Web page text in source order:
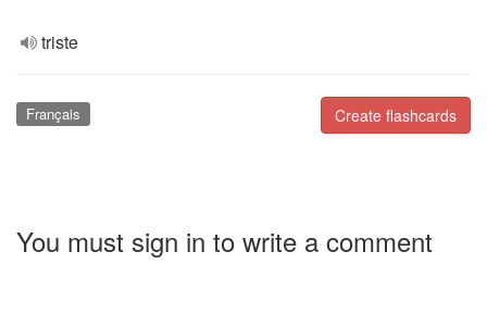
triste
Create flashcards
Français
You must sign in to write a comment